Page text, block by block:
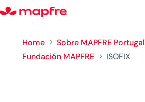
Home 5 Sobre MAPFRE Portugal
Fundación MAPFRE 5 ISOFIX